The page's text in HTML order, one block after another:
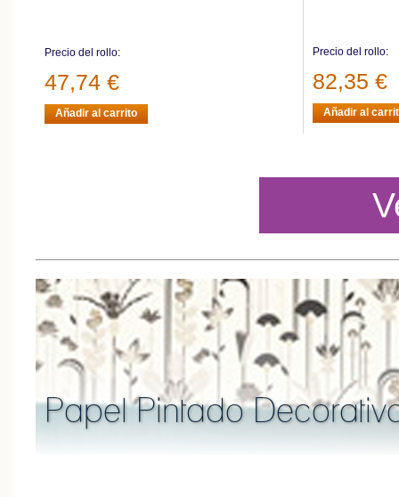
Precio del rollo:
47,74 €
Añadir al carrito
Precio del rollo:
82,35 €
Añadir al
Papel Pintado